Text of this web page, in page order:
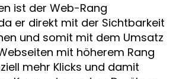
ist der Web-Rang
er direkt mit der Sichtbarkeit
und somit mit dem Umsatz
mit höherem Rang
mehr Klicks und damit